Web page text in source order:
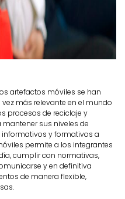
artefactos móviles se han
más relevante en el mundo
procesos de reciclaje y
sus niveles de
informativos y formativos a
permite a los integrantes
cumplir con normativas,
y en definitiva
de manera flexible,